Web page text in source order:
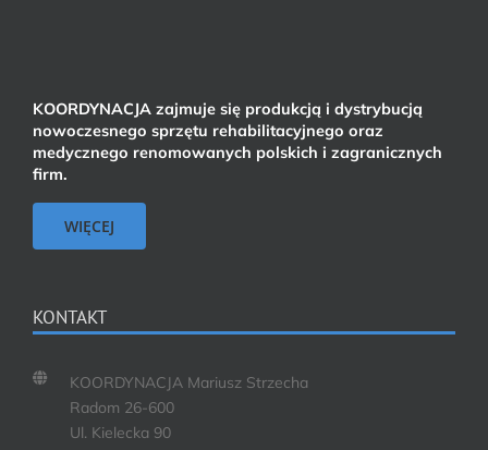
KOORDYNACJA zajmuje się produkcją i dystrybucją
nowoczesnego sprzętu rehabilitacyjnego oraz
medycznego renomowanych polskich i zagranicznych
firm.
WIĘCEJ
KONTAKT
KOORDYNACJA Mariusz Strzecha
Radom 26-600
Ul. Kielecka 90